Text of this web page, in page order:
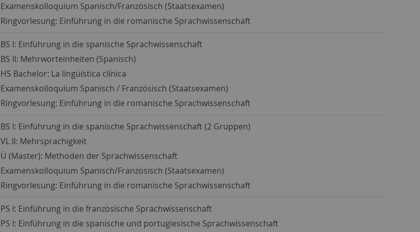
Examenskolloquium Spanisch/Französisch (Staatsexamen)
Ringvorlesung: Einführung in die romanische Sprachwissenschaft
BS I: Einführung in die spanische Sprachwissenschaft
BS II: Mehrworteinheiten (Spanisch)
HS Bachelor: La lingüística clínica
Examenskolloquium Spanisch / Französisch (Staatsexamen)
Ringvorlesung: Einführung in die romanische Sprachwissenschaft
BS I: Einführung in die spanische Sprachwissenschaft (2 Gruppen)
VL II: Mehrsprachigkeit
Ü (Master): Methoden der Sprachwissenschaft
Examenskolloquium Spanisch/Französisch (Staatsexamen)
Ringvorlesung: Einführung in die romanische Sprachwissenschaft
PS I: Einführung in die französische Sprachwissenschaft
PS I: Einführung in die spanische und portugiesische Sprachwissenschaft